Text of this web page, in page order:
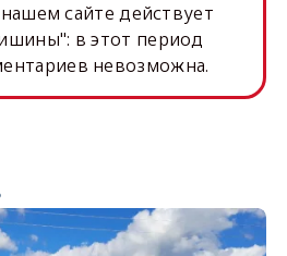
сайте действует
в этот период
невозможна.